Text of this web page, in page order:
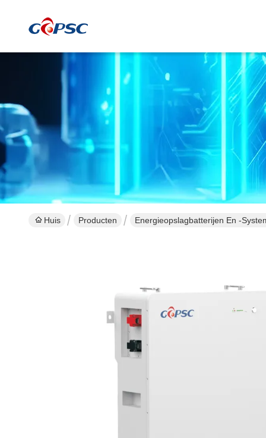
Huis Producten Energieopslagbatterijen En -